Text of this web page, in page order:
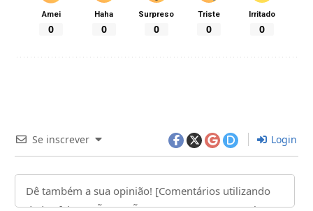
Amei
0
Haha
0
Surpreso
0
Triste
0
Irritado
0
Se inscrever Login